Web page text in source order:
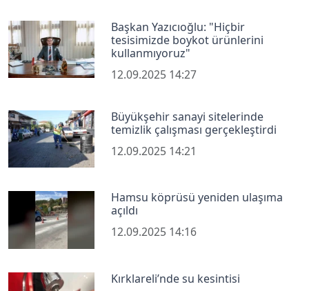
Başkan Yazıcıoğlu: "Hiçbir
tesisimizde boykot ürünlerini
kullanmıyoruz"
12.09.2025 14:27
Büyükşehir sanayi sitelerinde
temizlik çalışması gerçekleştirdi
12.09.2025 14:21
Hamsu köprüsü yeniden ulaşıma
açıldı
12.09.2025 14:16
Kırklareli’nde su kesintisi